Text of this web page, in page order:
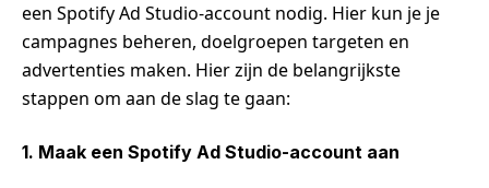
een Spotify Ad Studio-account nodig. Hier kun je je
campagnes beheren, doelgroepen targeten en
advertenties maken. Hier zijn de belangrijkste
stappen om aan de slag te gaan:
1. Maak een Spotify Ad Studio-account aan